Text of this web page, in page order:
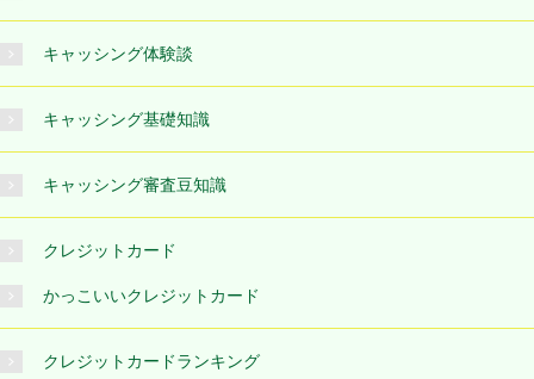
キャッシング体験談
キャッシング基礎知識
キャッシング審査豆知識
クレジットカード
かっこいいクレジットカード
クレジットカードランキング